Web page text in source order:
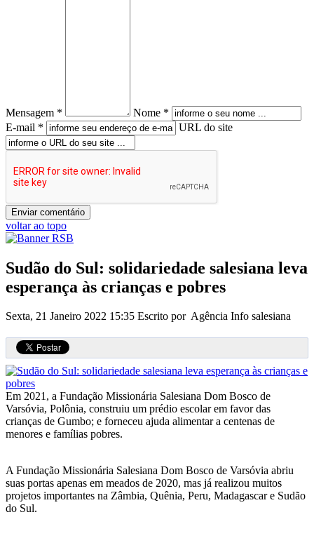
Mensagem *
Nome *
E-mail *
URL do site
voltar ao topo
Sudão do Sul: solidariedade salesiana leva
esperança às crianças e pobres
Sexta, 21 Janeiro 2022 15:35 Escrito por Agência Info salesiana
Em 2021, a Fundação Missionária Salesiana Dom Bosco de
Varsóvia, Polônia, construiu um prédio escolar em favor das
crianças de Gumbo; e forneceu ajuda alimentar a centenas de
menores e famílias pobres.
A Fundação Missionária Salesiana Dom Bosco de Varsóvia abriu
suas portas apenas em meados de 2020, mas já realizou muitos
projetos importantes na Zâmbia, Quênia, Peru, Madagascar e Sudão
do Sul.